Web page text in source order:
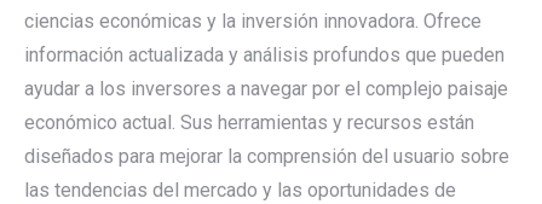
ciencias económicas y la inversión innovadora. Ofrece
información actualizada y análisis profundos que pueden
ayudar a los inversores a navegar por el complejo paisaje
económico actual. Sus herramientas y recursos están
diseñados para mejorar la comprensión del usuario sobre
las tendencias del mercado y las oportunidades de